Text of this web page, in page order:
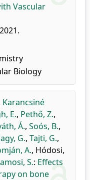
Vascular
Biology
Karancsiné
E., Pethő, Z.,
Á., Soós, B.,
G., Tajti, G.,
A., Hódosi,
S.: Effects
on bone